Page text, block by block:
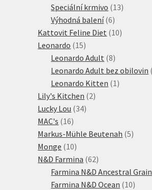
produktů
Speciální krmivo 1313
Výhodná balení 66
produktů
Kattovit Feline Diet 1010
Leonardo 1515
produktů
Leonardo Adult 88
produktů
Leonardo Adult bez obilovin
Leonardo Kitten 1 1
Lily's Kitchen 22
Lucky Lou 3434
MAC's 1616
produktů
Markus-Mühle Beutenah 55
Monge 1010
produktů
N&D Farmina 6262
produktů
Farmina N&D Ancestral Grain
Farmina N&D Ocean 1010